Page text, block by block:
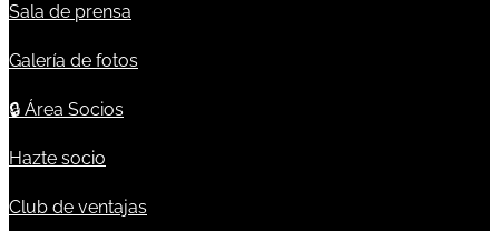
Sala de prensa
Galería de fotos
🔒 Área Socios
Hazte socio
Club de ventajas